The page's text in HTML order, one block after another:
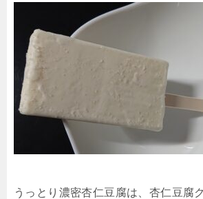
うっとり濃密杏仁豆腐は、杏仁豆腐